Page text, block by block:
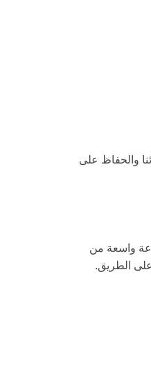
والحفاظ على
واسعة من